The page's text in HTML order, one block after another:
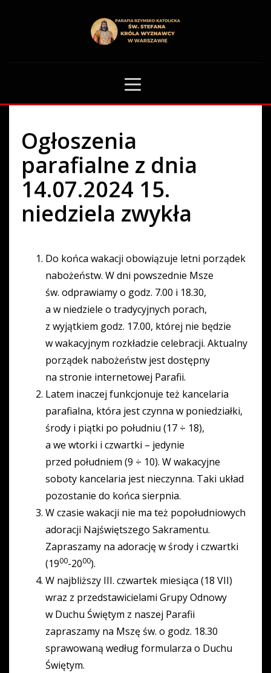
OGŁOSZENIA PARAFIALNE
OGŁOSZENIA PARAFIALNE Z DNIA 14.07.2024 15. NIEDZIELA ZWYKŁA
Ogłoszenia
parafialne z dnia
14.07.2024 15.
niedziela zwykła
Do końca wakacji obowiązuje letni porządek
nabożeństw. W dni powszednie Msze
św. odprawiamy o godz. 7.00 i 18.30,
a w niedziele o tradycyjnych porach,
z wyjątkiem godz. 17.00, której nie będzie
w wakacyjnym rozkładzie celebracji. Aktualny
porządek nabożeństw jest dostępny
na stronie internetowej Parafii.
Latem inaczej funkcjonuje też kancelaria
parafialna, która jest czynna w poniedziałki,
środy i piątki po południu (17 ÷ 18),
a we wtorki i czwartki – jedynie
przed południem (9 ÷ 10). W wakacyjne
soboty kancelaria jest nieczynna. Taki układ
pozostanie do końca sierpnia.
W czasie wakacji nie ma też popołudniowych
adoracji Najświętszego Sakramentu.
Zapraszamy na adorację w środy i czwartki
(1900-2000).
W najbliższy III. czwartek miesiąca (18 VII)
wraz z przedstawicielami Grupy Odnowy
w Duchu Świętym z naszej Parafii
zapraszamy na Mszę św. o godz. 18.30
sprawowaną według formularza o Duchu
Świętym.